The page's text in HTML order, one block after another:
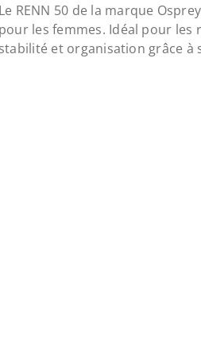
Le RENN 50 de la marque
pour les femmes. Idéal pour
stabilité et organisation grâce à